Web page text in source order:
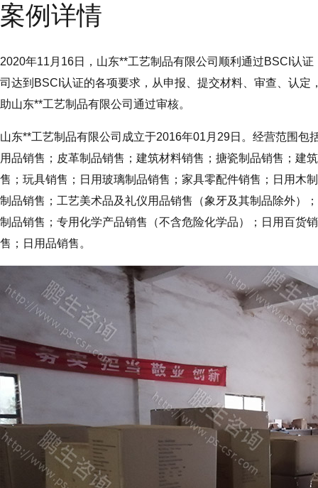
案例详情
2020年11月16日，山东**工艺制品有限公司顺利通过BSCI认
司达到BSCI认证的各项要求，从申报、提交材料、审查、认
助山东**工艺制品有限公司通过审核。
山东**工艺制品有限公司成立于2016年01月29日。经营范围包
用品销售；皮革制品销售；建筑材料销售；搪瓷制品销售；建
售；玩具销售；日用玻璃制品销售；家具零配件销售；日用木
制品销售；工艺美术品及礼仪用品销售（象牙及其制品除外）
制品销售；专用化学产品销售（不含危险化学品）；日用百货
售；日用品销售。